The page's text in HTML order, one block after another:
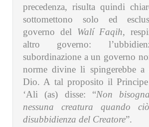
precedenza, risulta quindi
sottomettono solo ed
governo del Walí Faqih,
altro governo:
subordinazione a un governo
norme divine li spingerebbe a
Dio. A tal proposito il
‘Ali (as) disse: “Non
nessuna creatura quando
disubbidienza del Creatore”.